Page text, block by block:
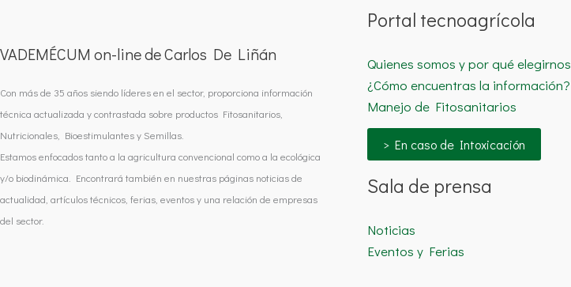
VADEMÉCUM on-line de Carlos De Liñán
Con más de 35 años siendo líderes en el sector, proporciona información
técnica actualizada y contrastada sobre productos Fitosanitarios,
Nutricionales, Bioestimulantes y Semillas.
Estamos enfocados tanto a la agricultura convencional como a la ecológica
y/o biodinámica. Encontrará también en nuestras páginas noticias de
actualidad, artículos técnicos, ferias, eventos y una relación de empresas
del sector.
Portal tecnoagrícola
Quienes somos y por qué elegirnos
¿Cómo encuentras la información?
Manejo de Fitosanitarios
> En caso de Intoxicación
Sala de prensa
Noticias
Eventos y Ferias